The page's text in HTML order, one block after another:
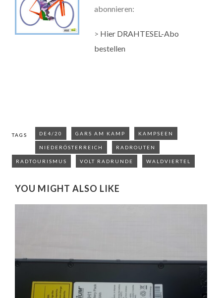
abonnieren:
> Hier DRAHTESEL-Abo
bestellen
TAGS DE4/20 GARS AM KAMP KAMPSEEN
NIEDERÖSTERREICH RADROUTEN
RADTOURISMUS VOLT RADRUNDE WALDVIERTEL
YOU MIGHT ALSO LIKE